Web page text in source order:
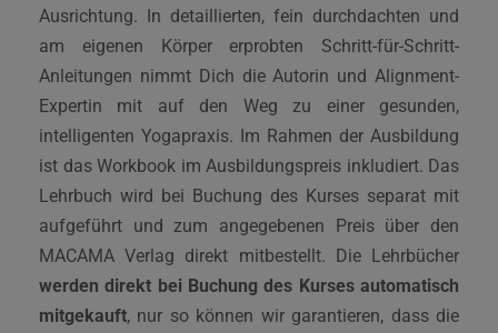
Ausrichtung. In detaillierten, fein durchdachten und
am eigenen Körper erprobten Schritt-für-Schritt-
Anleitungen nimmt Dich die Autorin und Alignment-
Expertin mit auf den Weg zu einer gesunden,
intelligenten Yogapraxis. Im Rahmen der Ausbildung
ist das Workbook im Ausbildungspreis inkludiert. Das
Lehrbuch wird bei Buchung des Kurses separat mit
aufgeführt und zum angegebenen Preis über den
MACAMA Verlag direkt mitbestellt. Die Lehrbücher
werden direkt bei Buchung des Kurses automatisch
mitgekauft, nur so können wir garantieren, dass die